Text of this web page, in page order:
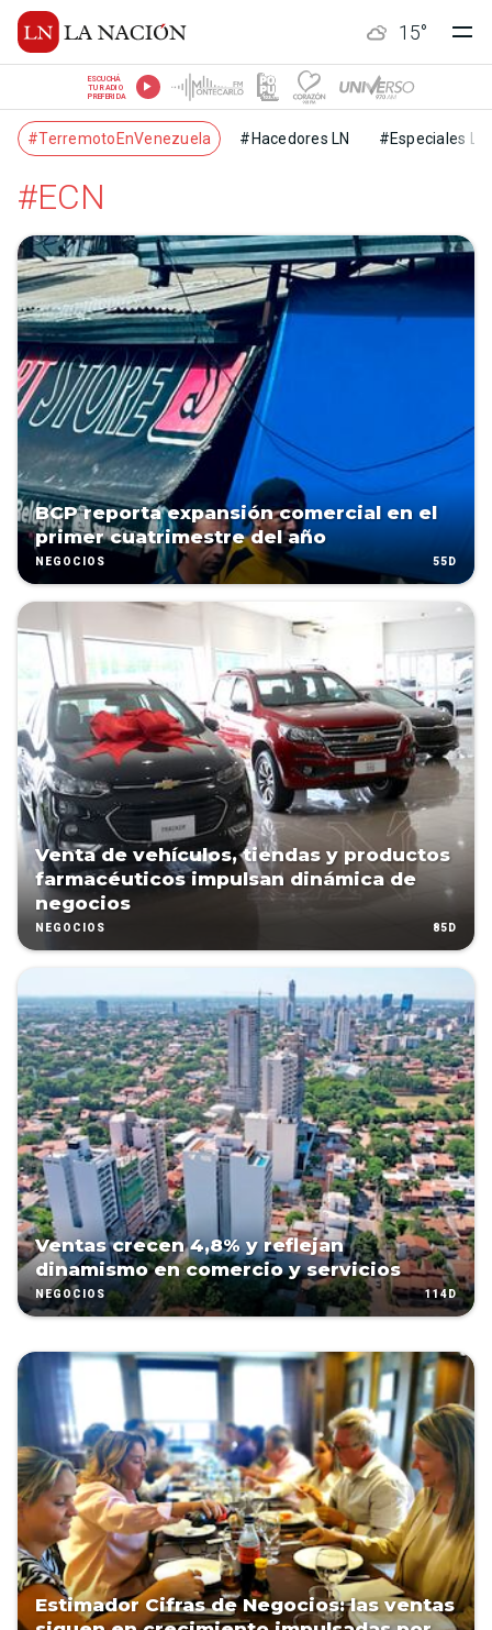
15°
ESCUCHÁ
TU RADIO
PREFERIDA
#TerremotoEnVenezuela #Hacedores LN #Especiales LN
#ECN
BCP reporta expansión comercial en el
primer cuatrimestre del año
NEGOCIOS 55D
Venta de vehículos, tiendas y productos
farmacéuticos impulsan dinámica de
negocios
NEGOCIOS 85D
Ventas crecen 4,8% y reflejan
dinamismo en comercio y servicios
NEGOCIOS 114D
Estimador Cifras de Negocios: las ventas